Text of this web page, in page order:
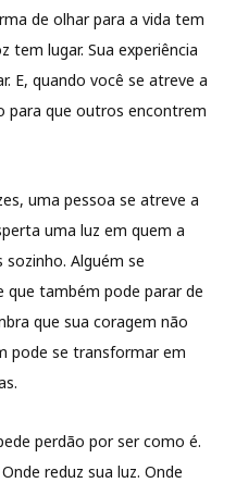
de olhar para a vida tem
tem lugar. Sua experiência
E, quando você se atreve a
para que outros encontrem
uma pessoa se atreve a
uma luz em quem a
Alguém se
que também pode parar de
que sua coragem não
pode se transformar em
perdão por ser como é.
reduz sua luz. Onde